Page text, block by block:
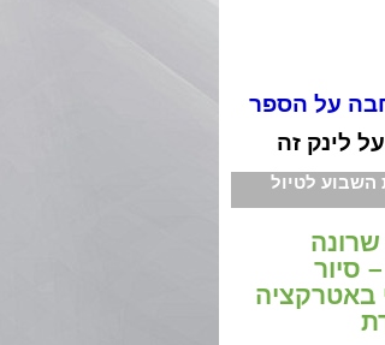
על הספר
לינק זה
לטיול
סיור
באטרקציה